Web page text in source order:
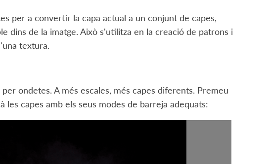
per a convertir la capa actual a un conjunt de capes,
dins de la imatge. Això s'utilitza en la creació de patrons i
textura.
ondetes. A més escales, més capes diferents. Premeu
capes amb els seus modes de barreja adequats: